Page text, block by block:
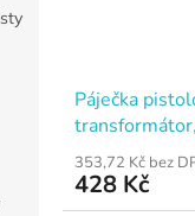
Páječka
353,72 Kč bez
428 Kč